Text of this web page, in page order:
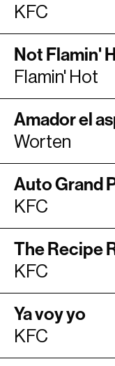
KFC
Not Flamin'
Flamin' Hot
Amador el
Worten
Auto Grand
KFC
The Recipe
KFC
Ya voy yo
KFC